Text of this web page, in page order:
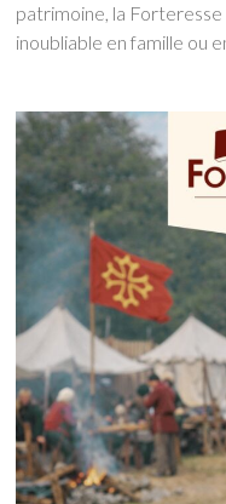
patrimoine, la
inoubliable en famille ou